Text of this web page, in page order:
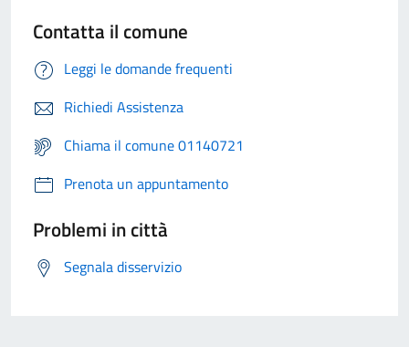
Contatta il comune
Leggi le domande frequenti
Richiedi Assistenza
Chiama il comune 01140721
Prenota un appuntamento
Problemi in città
Segnala disservizio